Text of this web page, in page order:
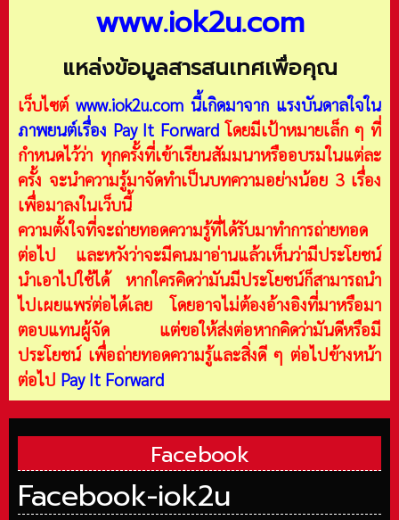
www.iok2u.com
แหล่งข้อมูลสารสนเทศเพื่อคุณ
เว็บไซต์ www.iok2u.com นี้เกิดมาจาก แรงบันดาลใจใน
ภาพยนต์เรื่อง Pay It Forward โดยมีเป้าหมายเล็ก ๆ ที่
กำหนดไว้ว่า ทุกครั้งที่เข้าเรียนสัมมนาหรืออบรมในแต่ละ
ครั้ง จะนำความรู้มาจัดทำเป็นบทความอย่างน้อย 3 เรื่อง
เพื่อมาลงในเว็บนี้
ความตั้งใจที่จะถ่ายทอดความรู้ที่ได้รับมาทำการถ่ายทอด
ต่อไป และหวังว่าจะมีคนมาอ่านแล้วเห็นว่ามีประโยชน์
นำเอาไปใช้ได้ หากใครคิดว่ามันมีประโยชน์ก็สามารถนำ
ไปเผยแพร่ต่อได้เลย โดยอาจไม่ต้องอ้างอิงที่มาหรือมา
ตอบแทนผู้จัด แต่ขอให้ส่งต่อหากคิดว่ามันดีหรือมี
ประโยชน์ เพื่อถ่ายทอดความรู้และสิ่งดี ๆ ต่อไปข้างหน้า
ต่อไป Pay It Forward
Facebook
Facebook-iok2u